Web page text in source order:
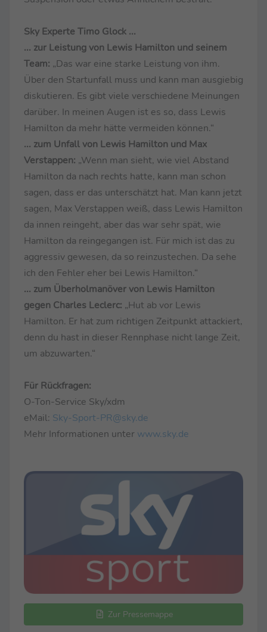
Sky Experte Timo Glock ...
... zur Leistung von Lewis Hamilton und seinem
Team: „Das war eine starke Leistung von ihm.
Über den Startunfall muss und kann man ausgiebig
diskutieren. Es gibt viele verschiedene Meinungen
darüber. In meinen Augen ist es so, dass Lewis
Hamilton da mehr hätte vermeiden können.“
... zum Unfall von Lewis Hamilton und Max
Verstappen: „Wenn man sieht, wie viel Abstand
Hamilton da nach rechts hatte, kann man schon
sagen, dass er das unterschätzt hat. Man kann jetzt
sagen, Max Verstappen weiß, dass Lewis Hamilton
da innen reingeht, aber das war sehr spät, wie
Hamilton da reingegangen ist. Für mich ist das zu
aggressiv gewesen, da so reinzustechen. Da sehe
ich den Fehler eher bei Lewis Hamilton.“
... zum Überholmanöver von Lewis Hamilton
gegen Charles Leclerc: „Hut ab vor Lewis
Hamilton. Er hat zum richtigen Zeitpunkt attackiert,
denn du hast in dieser Rennphase nicht lange Zeit,
um abzuwarten.“
Für Rückfragen:
O-Ton-Service Sky/xdm
eMail: Sky-Sport-PR@sky.de
Mehr Informationen unter www.sky.de
Zur Pressemappe